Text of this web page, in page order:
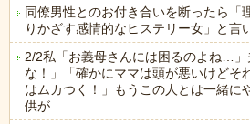
同僚男性とのお付き合いを断ったら「
りかざす感情的なヒステリー女」と言
2/2私「お義母さんには困るのよね…」
な！」「確かにママは頭が悪いけどそ
はムカつく！」もうこの人とは一緒に
供が